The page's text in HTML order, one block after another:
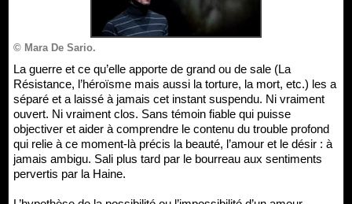
© Mara De Sario.
La guerre et ce qu’elle apporte de grand ou de sale (La
Résistance, l’héroïsme mais aussi la torture, la mort, etc.) les a
séparé et a laissé à jamais cet instant suspendu. Ni vraiment
ouvert. Ni vraiment clos. Sans témoin fiable qui puisse
objectiver et aider à comprendre le contenu du trouble profond
qui relie à ce moment-là précis la beauté, l’amour et le désir : à
jamais ambigu. Sali plus tard par le bourreau aux sentiments
pervertis par la Haine.